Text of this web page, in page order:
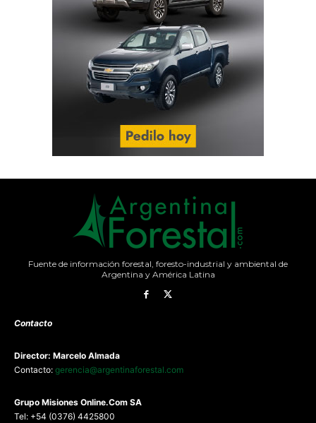
Fuente de información forestal, foresto-industrial y ambiental de
Argentina y América Latina
Contacto
Director: Marcelo Almada
Contacto: gerencia@argentinaforestal.com
Grupo Misiones Online.Com SA
Tel: +54 (0376) 4425800